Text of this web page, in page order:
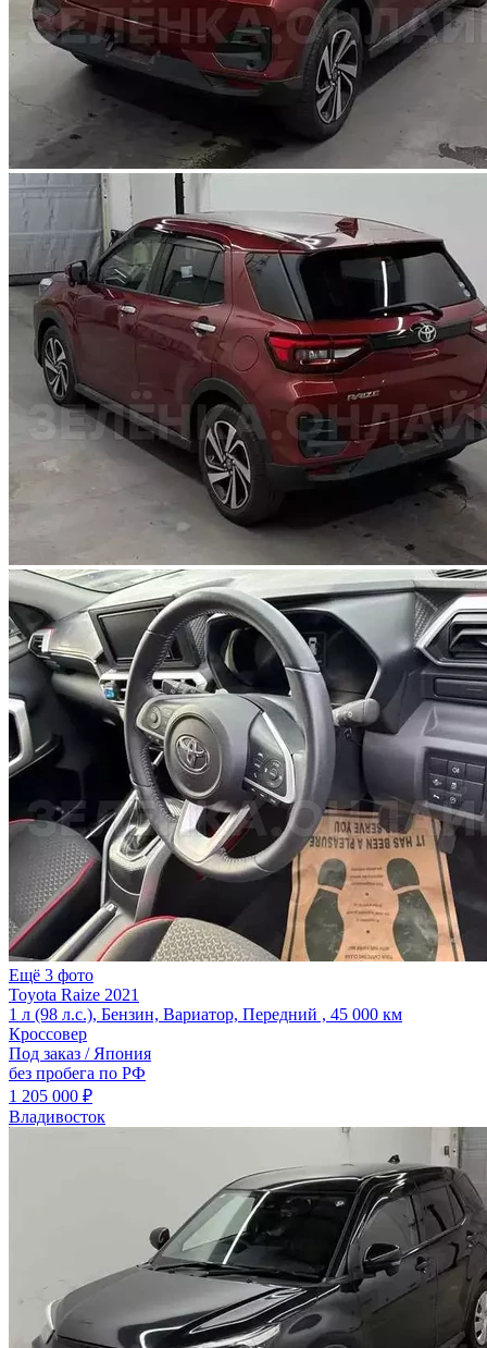
Ещё 3 фото
Toyota Raize 2021
1 л (98 л.с.), Бензин, Вариатор, Передний , 45 000 км
Кроссовер
Под заказ / Япония
без пробега по РФ
1 205 000 ₽
Владивосток